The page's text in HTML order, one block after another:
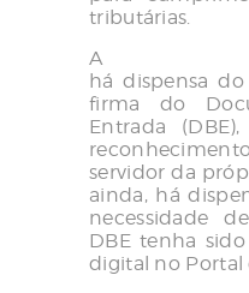
tributárias.
A
hádispensa
firma do
Entrada
servidor da
ainda, há
necessidade
DBE tenha
digital no Portal